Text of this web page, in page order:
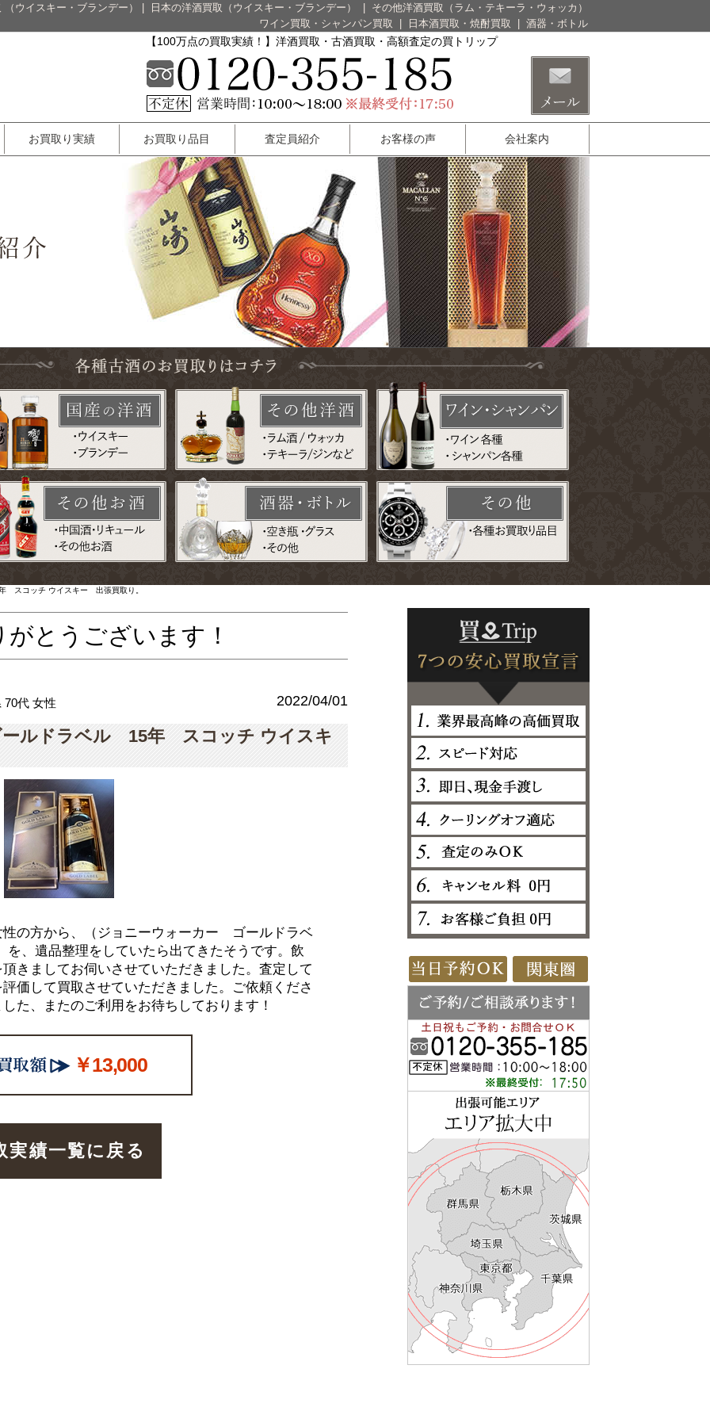
ウイスキー・ブランデー） 日本の洋酒買取（ウイスキー・ブランデー）
その他洋酒買取（ラム・テキーラ・ウォッカ）
ワイン買取・シャンパン買取
日本酒買取・焼酎買取 酒器・ボトル
【100万点の買取実績！】洋酒買取・古酒買取・高額査定の買トリップ
お買取り実績 お買取り品目 査定員紹介 お客様の声 会社案内
スコッチ ウイスキー 出張買取り。
とうございます！
70代 女性 2022/04/01
ルドラベル 15年 スコッチ ウイスキ
の方から、（ジョニーウォーカー ゴールドラベ
、遺品整理をしていたら出てきたそうです。飲
きましてお伺いさせていただきました。査定して
価して買取させていただきました。ご依頼くださ
た、またのご利用をお待ちしております！
￥13,000
実績一覧に戻る